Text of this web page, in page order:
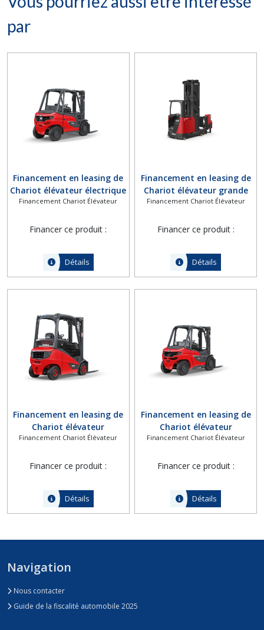
par
Financement en leasing de
Chariot élévateur électrique
Fenwick X35 à X50
Financement Chariot Élévateur
Financer ce produit :
Détails
Financement en leasing de
Chariot élévateur grande
hauteur Fenwick-Linde Série
Financement Chariot Élévateur
Financer ce produit :
Détails
Financement en leasing de
Chariot élévateur
thermique Fenwick-Linde
Financement Chariot Élévateur
Financer ce produit :
Détails
Financement en leasing de
Chariot élévateur
thermique Fenwick-Linde
Financement Chariot Élévateur
Financer ce produit :
Détails
Navigation
Nous contacter
Guide de la fiscalité automobile 2025